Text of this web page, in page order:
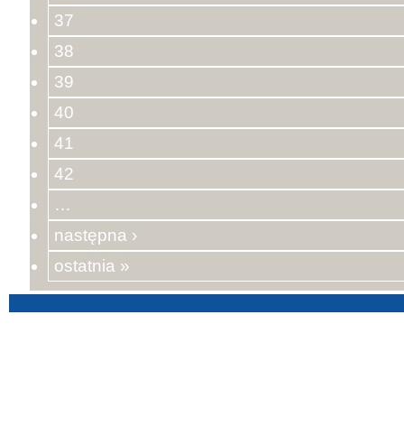
37
38
39
40
41
42
…
następna ›
ostatnia »